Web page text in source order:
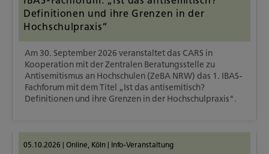
Definitionen und ihre Grenzen in der
Hochschulpraxis“
Am 30. September 2026 veranstaltet das CARS in
Kooperation mit der Zentralen Beratungsstelle zu
Antisemitismus an Hochschulen (ZeBA NRW) das 1. IBAS-
Fachforum mit dem Titel „Ist das antisemitisch?
Definitionen und ihre Grenzen in der Hochschulpraxis".
05.10.2026 | Online Köln | Info-Veranstaltung